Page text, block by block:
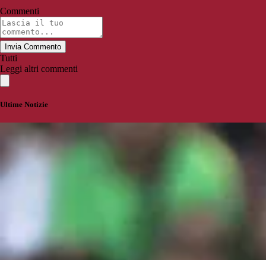
Commenti
Invia Commento
Tutti
Leggi altri commenti
Ultime Notizie